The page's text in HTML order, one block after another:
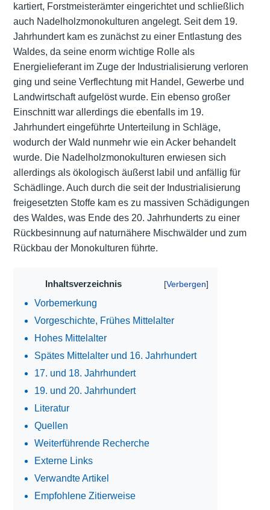
kartiert, Forstmeisterämter eingerichtet und schließlich
auch Nadelholzmonokulturen angelegt. Seit dem 19.
Jahrhundert kam es zunächst zu einer Entlastung des
Waldes, da seine enorm wichtige Rolle als
Energielieferant im Zuge der Industrialisierung verloren
ging und seine Verflechtung mit Handel, Gewerbe und
Landwirtschaft aufgelöst wurde. Ein ebenso großer
Einschnitt war allerdings die ebenfalls im 19.
Jahrhundert eingeführte Unterteilung in Schläge,
wodurch der Wald nunmehr wie ein Acker behandelt
wurde. Die Nadelholzmonokulturen erwiesen sich
allerdings als ökologisch äußerst labil und anfällig für
Schädlinge. Auch durch die seit der Industrialisierung
freigesetzten Stoffe kam es zu massiven Schädigungen
des Waldes, was Ende des 20. Jahrhunderts zu einer
Rückbesinnung auf naturnähere Mischwälder und zum
Rückbau der Monokulturen führte.
Inhaltsverzeichnis
Vorbemerkung
Vorgeschichte, Frühes Mittelalter
Hohes Mittelalter
Spätes Mittelalter und 16. Jahrhundert
17. und 18. Jahrhundert
19. und 20. Jahrhundert
Literatur
Quellen
Weiterführende Recherche
Externe Links
Verwandte Artikel
Empfohlene Zitierweise